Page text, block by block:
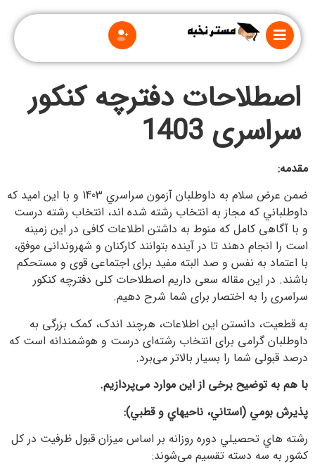
ما
قوانین
و
مقررات
اصطلاحات دفترچه کنکور
سراسری 1403
مقدمه:
ضمن عرض سلام به داوطلبان آزمون سراسري 1403 و با اين اميد كه
داوطلباني كه مجاز به انتخاب رشته شده اند، انتخاب رشته درست
و با آگاهی کامل که منوط به داشتن اطلاعات کافی در این زمینه
است را انجام دهند تا در آينده بتوانند کارکنان و شهروندانی موفق،
با اعتماد به نفس و صد البته مفید برای اجتماعی قوی و مستحکم
باشند. در این مقاله سعی داریم اصطلاحات کلی دفترچه کنکور
سراسری را به اختصار برای شما شرح دهیم.
به قطعیت، دانستن این اطلاعات، هرچند اندک، کمک بزرگی به
داوطلبان گرامی برای انتخاب رشته‌ای درست و هوشمندانه است که
درصد قبولی شما را بسیار بالاتر می‌برد.
با هم به توضیح برخی از این موارد می‌پردازیم.
پذيرش بومي (استاني، ناحيهاي و قطبي):
رشته هاي تحصيلي دوره روزانه بر اساس میزان قبول ظرفیت در کل
کشور به سه دسته تقسیم می‌شوند: